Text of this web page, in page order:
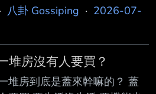
· 八卦 Gossiping · 2026-07-
堆房沒有人要買？
堆房到底是蓋來幹嘛的？ 蓋